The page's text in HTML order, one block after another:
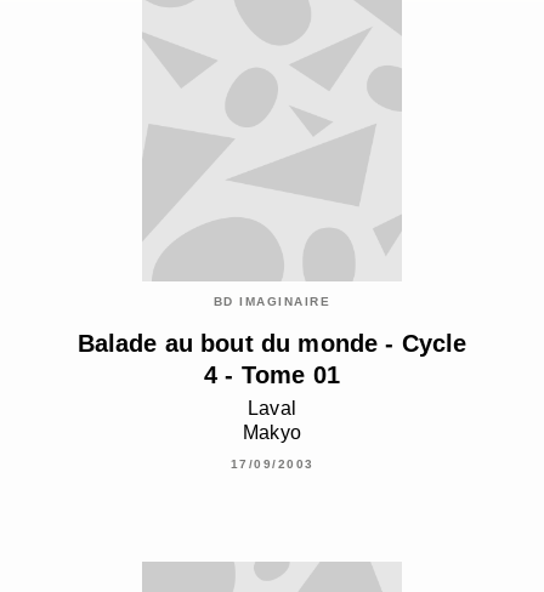
BD IMAGINAIRE
Balade au bout du monde - Cycle
4 - Tome 01
Laval
Makyo
17/09/2003